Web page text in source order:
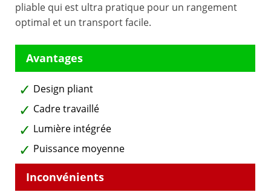
pliable qui est ultra pratique pour un rangement
optimal et un transport facile.
Design pliant
Cadre travaillé
Lumière intégrée
Puissance moyenne